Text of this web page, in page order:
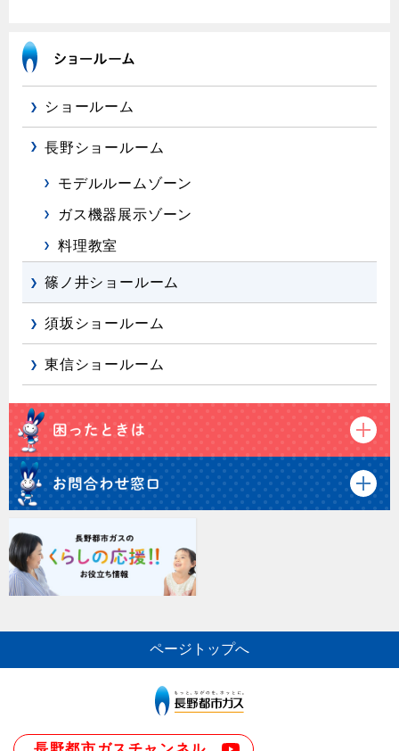
ガス設備安全点検について
各種手続き
お引越しのときには
インターネット受付
ショールーム
長野ショールーム
モデルルームゾーン
ガス機器展示ゾーン
料理教室
篠ノ井ショールーム
須坂ショールーム
東信ショールーム
ページトップへ